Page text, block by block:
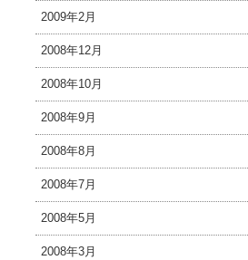
2009年2月
2008年12月
2008年10月
2008年9月
2008年8月
2008年7月
2008年5月
2008年3月